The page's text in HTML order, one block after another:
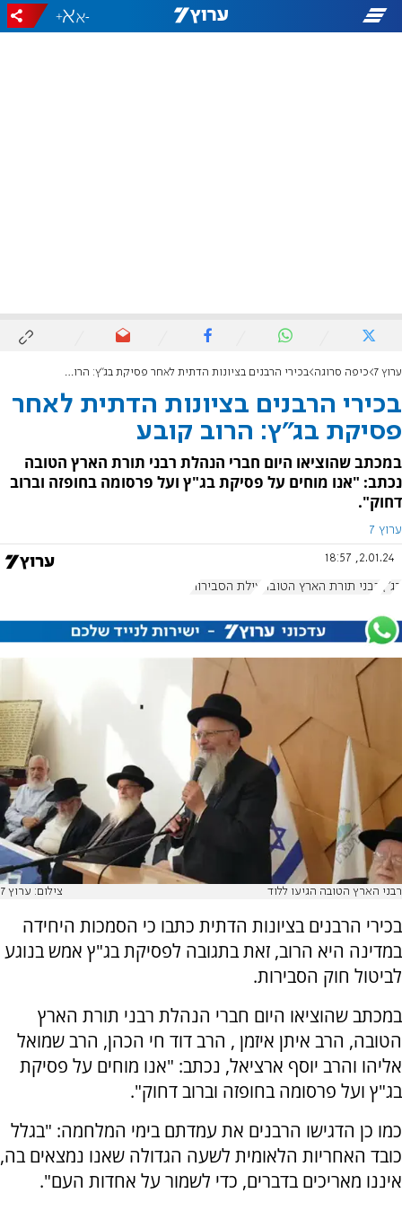
-
+
ערוץ 7 כיפה סרוגה בכירי הרבנים בציונות הדתית לאחר פסיקת בג"ץ: הרוב קובע
בכירי הרבנים בציונות הדתית לאחר
פסיקת בג"ץ: הרוב קובע
במכתב שהוציאו היום חברי הנהלת רבני תורת הארץ הטובה
נכתב: "אנו מוחים על פסיקת בג"ץ ועל פרסומה בחופזה וברוב
דחוק".
ערוץ 7
2.01.24, 18:57
בג"ץ רבני תורת הארץ הטובה עילת הסבירות
רבני הארץ הטובה הגיעו ללוד צילום: ערוץ 7
בכירי הרבנים בציונות הדתית כתבו כי הסמכות היחידה
במדינה היא הרוב, זאת בתגובה לפסיקת בג"ץ אמש בנוגע
לביטול חוק הסבירות.
במכתב שהוציאו היום חברי הנהלת רבני תורת הארץ
הטובה, הרב איתן איזמן , הרב דוד חי הכהן, הרב שמואל
אליהו והרב יוסף ארציאל, נכתב: "אנו מוחים על פסיקת
בג"ץ ועל פרסומה בחופזה וברוב דחוק".
כמו כן הדגישו הרבנים את עמדתם בימי המלחמה: "בגלל
כובד האחריות הלאומית לשעה הגדולה שאנו נמצאים בה,
איננו מאריכים בדברים, כדי לשמור על אחדות העם".